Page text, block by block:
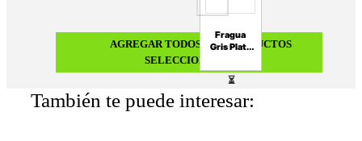
Fragua
Gris Plata
Premium
1Kg
AGREGAR TODOS LOS PRODUCTOS
SELECCIONADOS